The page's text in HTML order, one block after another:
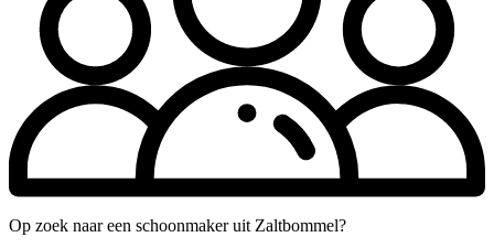
Op zoek naar een schoonmaker uit Zaltbommel?